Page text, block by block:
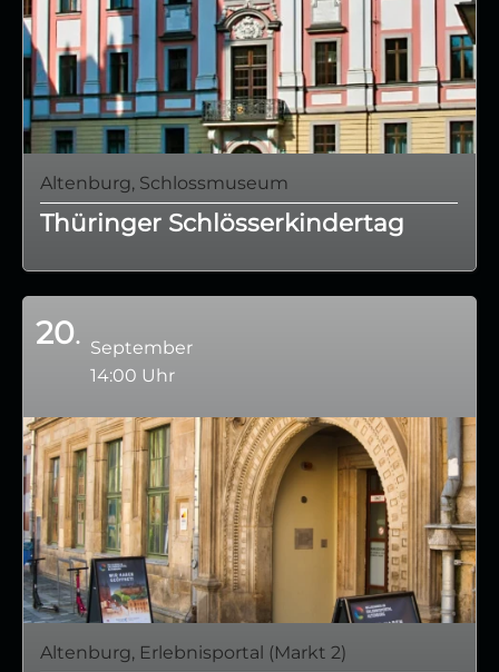
Altenburg, Schlossmuseum
Thüringer Schlösserkindertag
20
September
14:00 Uhr
Altenburg, Erlebnisportal (Markt 2)